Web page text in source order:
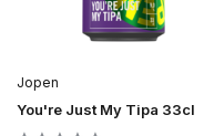
Jopen
You're Just My Tipa 33cl